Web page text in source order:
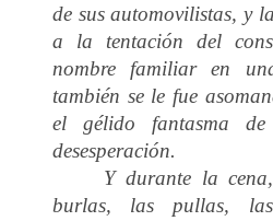
de sus automovilistas, y
a la tentación del
nombre familiar en
también se le fue
el gélido fantasma
desesperación.
Y durante la
burlas, las pullas,